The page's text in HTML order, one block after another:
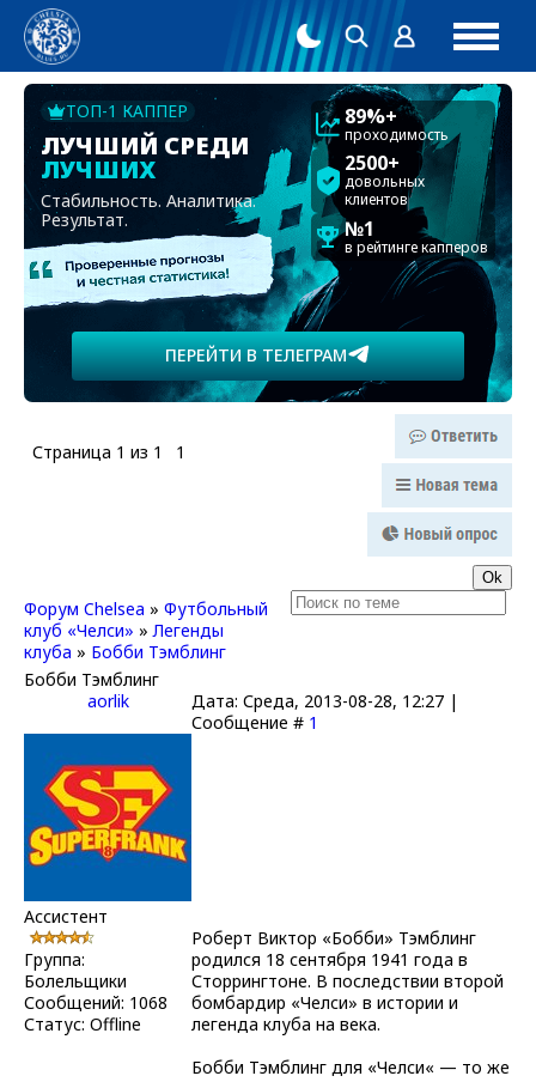
ТОП-1 КАППЕР
ЛУЧШИЙ СРЕДИ
ЛУЧШИХ
Стабильность. Аналитика.
Результат.
89%+
проходимость
2500+
довольных
клиентов
№1
в рейтинге капперов
ПЕРЕЙТИ В ТЕЛЕГРАМ
Страница 1 из 1 1
Форум Chelsea » Футбольный
клуб «Челси» » Легенды
клуба » Бобби Тэмблинг
Бобби Тэмблинг
aorlik
Дата: Среда, 2013-08-28, 12:27 |
Сообщение # 1
Ассистент
Группа:
Болельщики
Сообщений: 1068
Статус: Offline
Роберт Виктор «Бобби» Тэмблинг
родился 18 сентября 1941 года в
Сторрингтоне. В последствии второй
бомбардир «Челси» в истории и
легенда клуба на века.
Бобби Тэмблинг для «Челси« — то же